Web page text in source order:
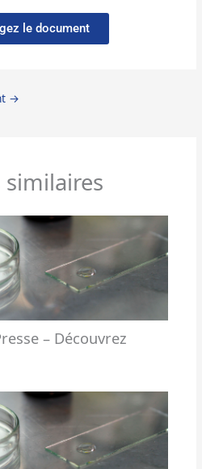
le document
→
– Découvrez